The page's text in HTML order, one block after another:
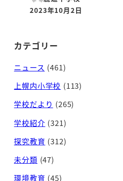
投稿日
2023年10月2日
カテゴリー
ニュース (461)
上幌内小学校 (113)
学校だより (265)
学校紹介 (321)
探究教育 (312)
未分類 (47)
環境教育 (45)